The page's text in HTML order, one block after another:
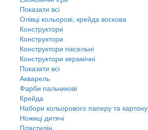
Показати всі
Олівці кольорові, крейда воскова
Конструктори
Конструктори
Конструктори піксельні
Конструктори керамічні
Показати всі
Акварель
Фарби пальчикові
Крейда
Набори кольорового паперу та картону
Ножиці дитячі
Пластилін